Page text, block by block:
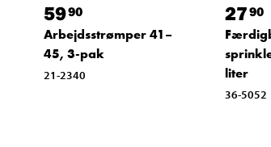
5990
Arbejdsstrømper 41–
45, 3-pak
21-2340
2790
liter
36-5052